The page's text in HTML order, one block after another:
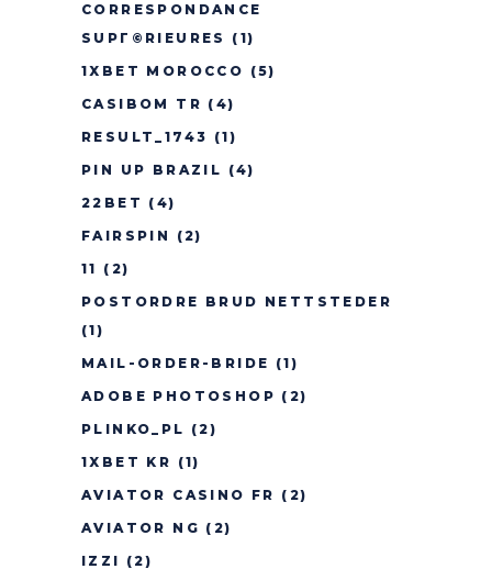
CORRESPONDANCE
SUPГ©RIEURES
(1)
1XBET MOROCCO (5)
CASIBOM TR (4)
RESULT_1743 (1)
PIN UP BRAZIL (4)
22BET (4)
FAIRSPIN
(2)
11 (2)
POSTORDRE BRUD NETTSTEDER
(1)
MAIL-ORDER-BRIDE (1)
ADOBE PHOTOSHOP (2)
PLINKO_PL (2)
1XBET KR (1)
AVIATOR CASINO FR (2)
AVIATOR NG (2)
IZZI (2)